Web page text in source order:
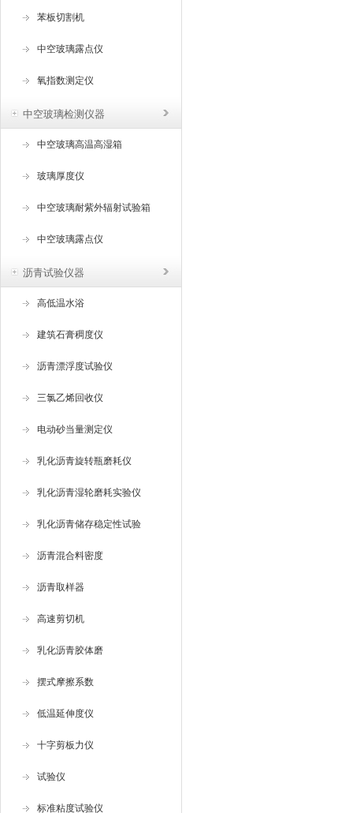
苯板切割机
中空玻璃露点仪
氧指数测定仪
中空玻璃检测仪器
中空玻璃高温高湿箱
玻璃厚度仪
中空玻璃耐紫外辐射试验箱
中空玻璃露点仪
沥青试验仪器
高低温水浴
建筑石膏稠度仪
沥青漂浮度试验仪
三氯乙烯回收仪
电动砂当量测定仪
乳化沥青旋转瓶磨耗仪
乳化沥青湿轮磨耗实验仪
乳化沥青储存稳定性试验
沥青混合料密度
沥青取样器
高速剪切机
乳化沥青胶体磨
摆式摩擦系数
低温延伸度仪
十字剪板力仪
试验仪
标准粘度试验仪